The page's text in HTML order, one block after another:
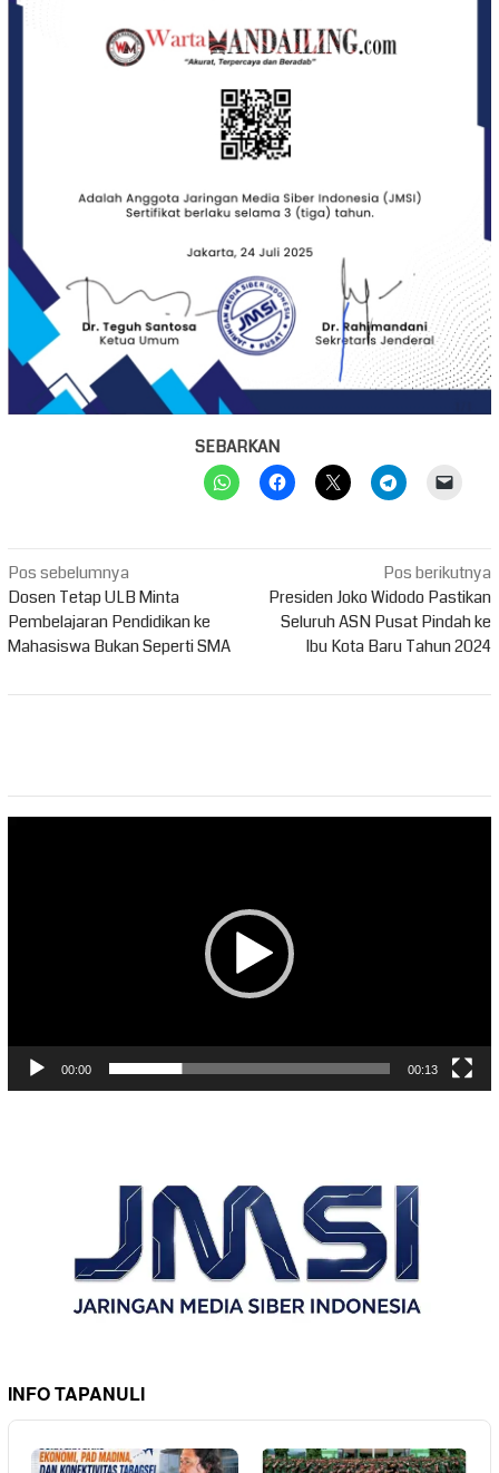
SEBARKAN
Navigasi
pos
Pos sebelumnya
Dosen Tetap ULB Minta
Pembelajaran Pendidikan ke
Mahasiswa Bukan Seperti SMA
Pos berikutnya
Presiden Joko Widodo Pastikan
Seluruh ASN Pusat Pindah ke
Ibu Kota Baru Tahun 2024
00:00 00:13
INFO TAPANULI